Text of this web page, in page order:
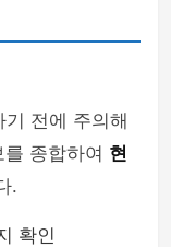
전에 주의해
종합하여 현
.
확인